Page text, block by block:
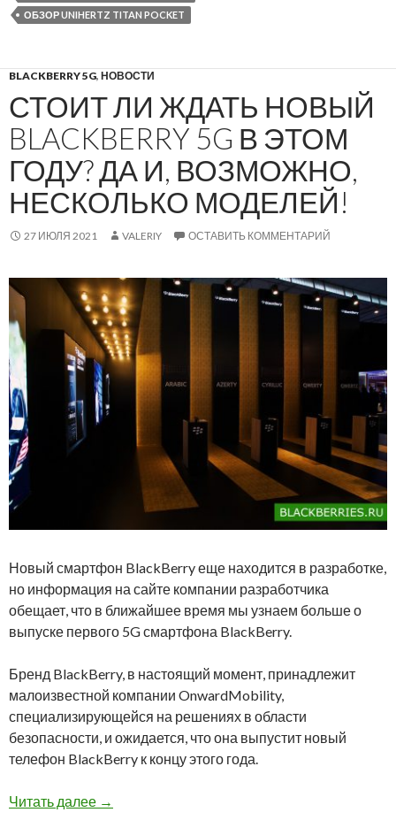
ОБЗОР UNIHERTZ TITAN POCKET
BLACKBERRY 5G, НОВОСТИ
СТОИТ ЛИ ЖДАТЬ НОВЫЙ
BLACKBERRY 5G В ЭТОМ
ГОДУ? ДА И, ВОЗМОЖНО,
НЕСКОЛЬКО МОДЕЛЕЙ!
27 ИЮЛЯ 2021 VALERIY ОСТАВИТЬ КОММЕНТАРИЙ
Новый смартфон BlackBerry еще находится в разработке,
но информация на сайте компании разработчика
обещает, что в ближайшее время мы узнаем больше о
выпуске первого 5G смартфона BlackBerry.
Бренд BlackBerry, в настоящий момент, принадлежит
малоизвестной компании OnwardMobility,
специализирующейся на решениях в области
безопасности, и ожидается, что она выпустит новый
телефон BlackBerry к концу этого года.
Читать далее Стоит ли ждать новый BlackBerry 5G в этом
→